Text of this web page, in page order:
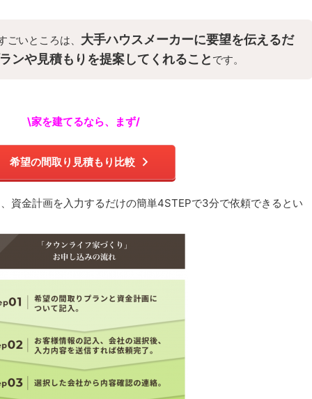
ごいところは、 大手ハウスメーカーに要望を伝えるだ
ンや見積もりを提案してくれること です。
\家を建てるなら、まず/
希望の間取り見積もり比較
資金計画を入力するだけの簡単4STEPで3分で依頼できるとい